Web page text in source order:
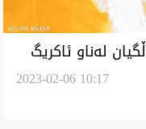
داڵگیان لەناو ئاکریگ
2023-02-06 10:17